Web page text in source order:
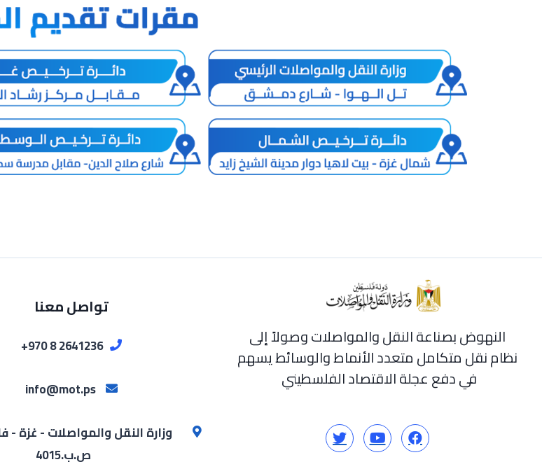
النهوض بصناعة النقل والمواصلات وصولاً إلى
نظام نقل متكامل متعدد الأنماط والوسائط يسهم
في دفع عجلة الاقتصاد الفلسطيني
تواصل معنا
2641236 8 970+
وزارة النقل والمواصلات - غزة
ص.ب.4015